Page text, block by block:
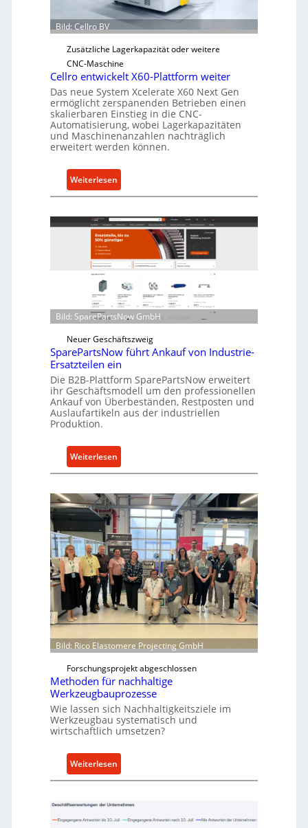
Ü
b
s
t
s
c
u
t
f
ü
r
i
i
r
k
t
A
n
t
i
e
b
Bild: Cellro BV
Zusätzliche Lagerkapazität oder weitere
CNC-Maschine
Cellro entwickelt X60-Plattform weiter
Das neue System Xcelerate X60 Next Gen
ermöglicht zerspanenden Betrieben einen
skalierbaren Einstieg in die CNC-
Automatisierung, wobei Lagerkapazitäten
und Maschinenanzahlen nachträglich
erweitert werden können.
Weiterlesen:
C
l
l
n
t
w
i
c
k
e
l
t
0
-
l
a
t
t
f
o
m
w
e
i
t
e
r
Bild: SparePartsNow GmbH
Neuer Geschäftszweig
SparePartsNow führt Ankauf von Industrie-
Ersatzteilen ein
Die B2B-Plattform SparePartsNow erweitert
ihr Geschäftsmodell um den professionellen
Ankauf von Überbeständen, Restposten und
Auslaufartikeln aus der industriellen
Produktion.
Weiterlesen:
S
a
r
e
P
a
r
s
N
w
ü
h
r
t
A
k
a
f
v
Bild: Rico Elastomere Projecting GmbH
Forschungsprojekt abgeschlossen
Methoden für nachhaltige
Werkzeugbauprozesse
Wie lassen sich Nachhaltigkeitsziele im
Werkzeugbau systematisch und
wirtschaftlich umsetzen?
Weiterlesen:
M
t
h